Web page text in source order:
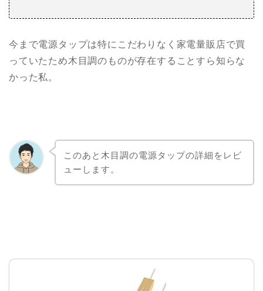
今まで電源タップは特にこだわりなく家電量販店で買
っていたため木目調のものが存在することすら知らな
かった私。
このあと木目調の電源タップの詳細をレビ
ューします。